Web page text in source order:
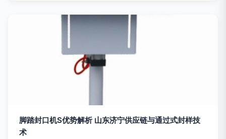
脚踏封口机S优势解析 山东济宁供应链与通过式封样技
术